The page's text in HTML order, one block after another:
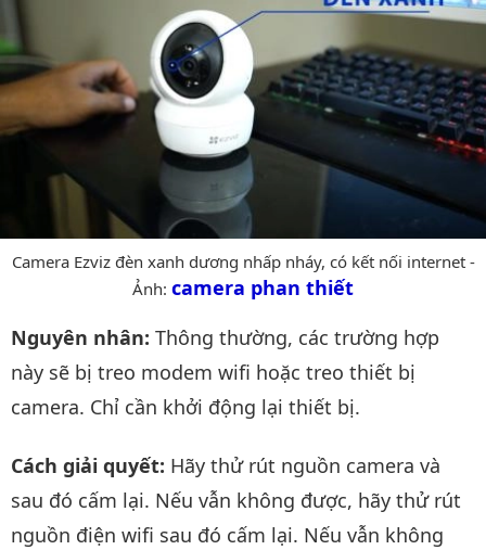
Camera Ezviz đèn xanh dương nhấp nháy, có kết nối internet -
Ảnh: camera phan thiết
Nguyên nhân: Thông thường, các trường hợp
này sẽ bị treo modem wifi hoặc treo thiết bị
camera. Chỉ cần khởi động lại thiết bị.
Cách giải quyết: Hãy thử rút nguồn camera và
sau đó cấm lại. Nếu vẫn không được, hãy thử rút
nguồn điện wifi sau đó cấm lại. Nếu vẫn không